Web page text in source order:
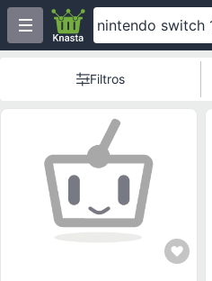
Filtros